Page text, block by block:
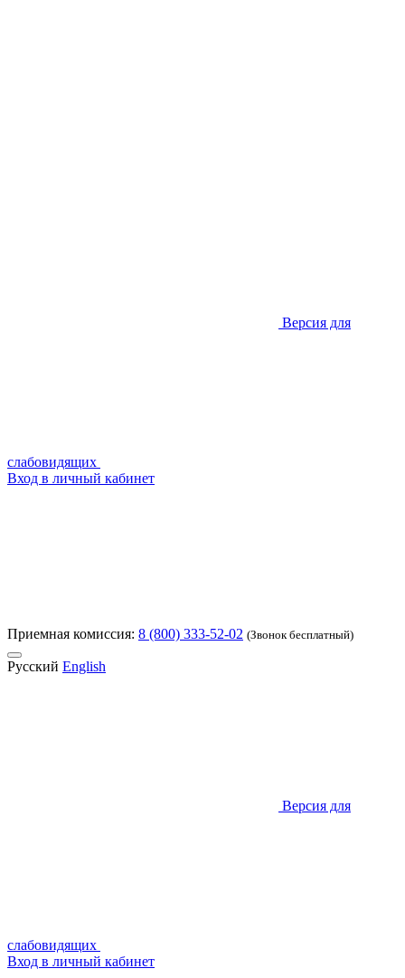
Версия для
слабовидящих
Вход в личный кабинет
Приемная комиссия: 8 (800) 333-52-02 (Звонок бесплатный)
Русский English
Версия для
слабовидящих
Вход в личный кабинет